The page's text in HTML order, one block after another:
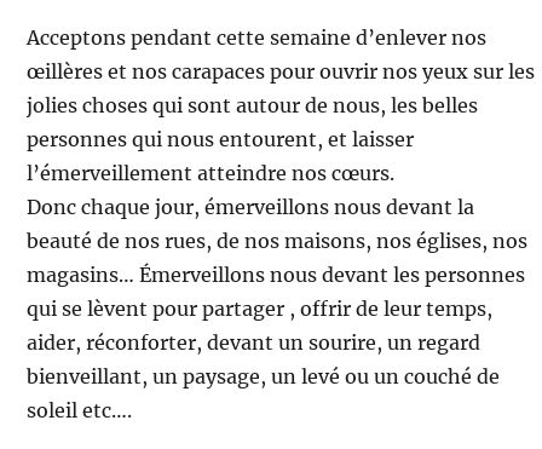
Acceptons pendant cette semaine d’enlever nos
œillères et nos carapaces pour ouvrir nos yeux sur les
jolies choses qui sont autour de nous, les belles
personnes qui nous entourent, et laisser
l’émerveillement atteindre nos cœurs.
Donc chaque jour, émerveillons nous devant la
beauté de nos rues, de nos maisons, nos églises, nos
magasins… Émerveillons nous devant les personnes
qui se lèvent pour partager , offrir de leur temps,
aider, réconforter, devant un sourire, un regard
bienveillant, un paysage, un levé ou un couché de
soleil etc….